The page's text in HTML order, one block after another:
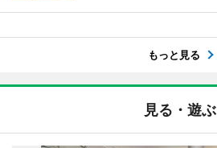
もっと見る
見る・遊ぶ